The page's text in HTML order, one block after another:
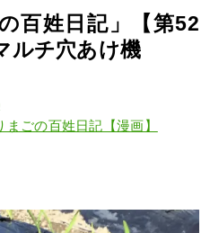
百姓日記」【第52
ルチ穴あけ機
まごの百姓日記【漫画】